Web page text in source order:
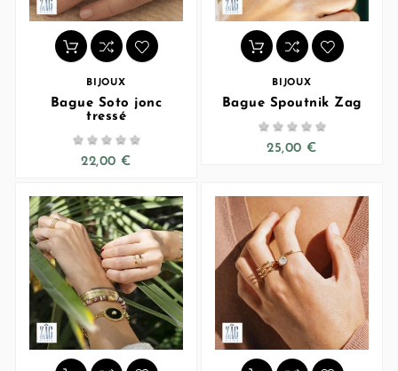
BIJOUX
Bague Soto jonc
tressé
    
22,00 €
BIJOUX
Bague Spoutnik Zag
    
25,00 €